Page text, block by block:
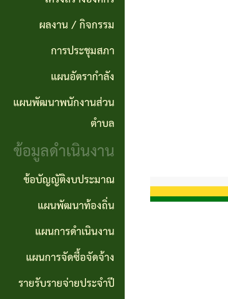
จัดซื้อ
จัดจ้าง
ข่าว
จัด
ซื้อ
จ้าง
ภาค
รัฐ
(e-
GP)
คู่มือ
การ
งาน
แผนการ
จัดซื้อ
ราย
จ่าย
ประจำ
ปี
รายงาน
ผลการ
ดำเนิน
กิจ
หน้าที่
โครงสร้าง
องค์กร
/
กิจกรรม
การ
ประชุม
สภา
แผน
ผลงาน / กิจกรรม
การประชุมสภา
แผนอัตรากำลัง
แผนพัฒนาพนักงานส่วน
ตำบล
ข้อมูลดำเนินงาน
ข้อบัญญัติงบประมาณ
แผนพัฒนาท้องถิ่น
แผนการดำเนินงาน
แผนการจัดซื้อจัดจ้าง
รายรับรายจ่ายประจำปี